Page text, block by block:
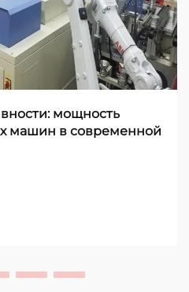
мощность
машин в современной